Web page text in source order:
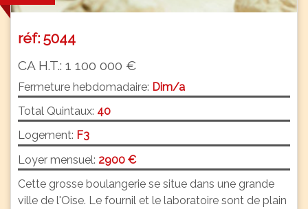
réf: 5044
CA H.T.: 1 100 000 €
Fermeture hebdomadaire: Dim/a
Total Quintaux: 40
Logement: F3
Loyer mensuel: 2900 €
Cette grosse boulangerie se situe dans une grande
ville de l'Oise. Le fournil et le laboratoire sont de plain